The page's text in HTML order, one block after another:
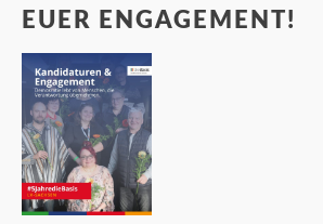
EUER ENGAGEMENT!